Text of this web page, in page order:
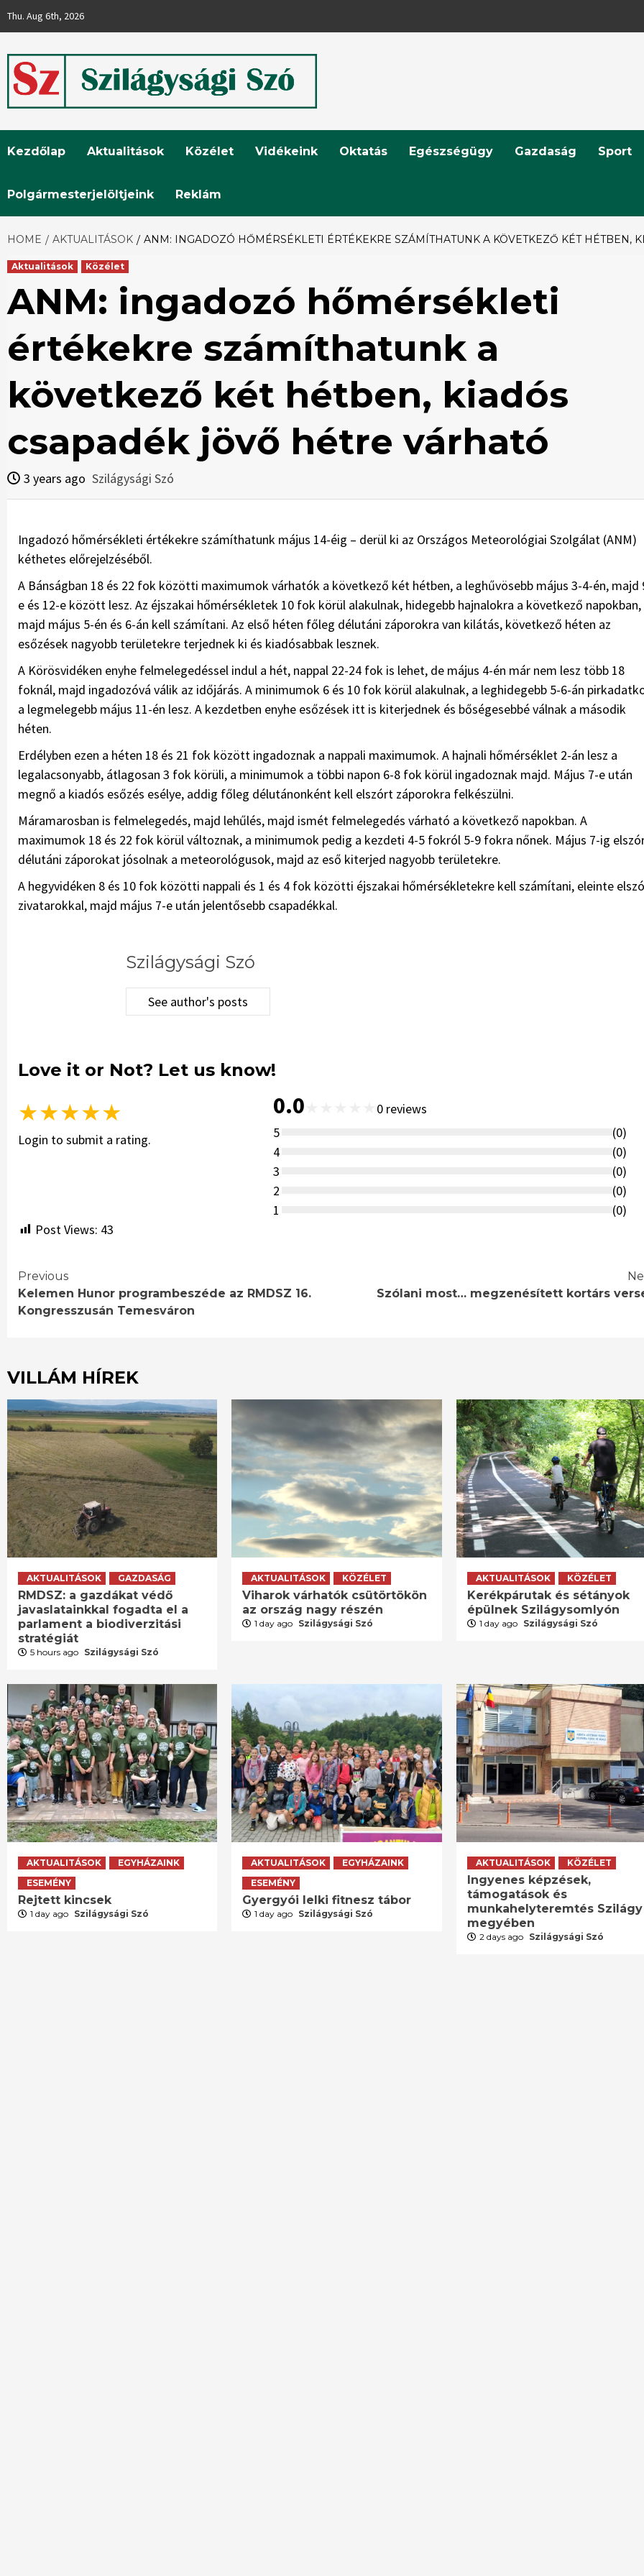
Thu. Aug 6th, 2026
Szilágysági
Szó
Kezdőlap Aktualitások Közélet Vidékeink Oktatás Egészségügy Gazdaság Sport
Polgármesterjelöltjeink Reklám
HOME AKTUALITÁSOK ANM: INGADOZÓ HŐMÉRSÉKLETI ÉRTÉKEKRE SZÁMÍTHATUNK A KÖVETKEZŐ KÉT HÉTBEN,
Aktualitások Közélet
ANM: ingadozó hőmérsékleti
értékekre számíthatunk a
következő két hétben, kiadós
csapadék jövő hétre várható
3 years ago Szilágysági Szó
Ingadozó hőmérsékleti értékekre számíthatunk május 14-éig – derül ki az Országos Meteorológiai Szolgálat (ANM)
kéthetes előrejelzéséből.
A Bánságban 18 és 22 fok közötti maximumok várhatók a következő két hétben, a leghűvösebb május 3-4-én, majd
e és 12-e között lesz. Az éjszakai hőmérsékletek 10 fok körül alakulnak, hidegebb hajnalokra a következő napokban,
majd május 5-én és 6-án kell számítani. Az első héten főleg délutáni záporokra van kilátás, következő héten az
esőzések nagyobb területekre terjednek ki és kiadósabbak lesznek.
A Körösvidéken enyhe felmelegedéssel indul a hét, nappal 22-24 fok is lehet, de május 4-én már nem lesz több 18
foknál, majd ingadozóvá válik az időjárás. A minimumok 6 és 10 fok körül alakulnak, a leghidegebb 5-6-án
a legmelegebb május 11-én lesz. A kezdetben enyhe esőzések itt is kiterjednek és bőségesebbé válnak a második
héten.
Erdélyben ezen a héten 18 és 21 fok között ingadoznak a nappali maximumok. A hajnali hőmérséklet 2-án lesz a
legalacsonyabb, átlagosan 3 fok körüli, a minimumok a többi napon 6-8 fok körül ingadoznak majd. Május 7-e után
megnő a kiadós esőzés esélye, addig főleg délutánonként kell elszórt záporokra felkészülni.
Máramarosban is felmelegedés, majd lehűlés, majd ismét felmelegedés várható a következő napokban. A
maximumok 18 és 22 fok körül változnak, a minimumok pedig a kezdeti 4-5 fokról 5-9 fokra nőnek. Május 7-ig
délutáni záporokat jósolnak a meteorológusok, majd az eső kiterjed nagyobb területekre.
A hegyvidéken 8 és 10 fok közötti nappali és 1 és 4 fok közötti éjszakai hőmérsékletekre kell számítani, eleinte
zivatarokkal, majd május 7-e után jelentősebb csapadékkal.
Szilágysági Szó
See author's posts
Love it or Not? Let us know!
★★★★★
Login to submit a rating.
0.0 0 reviews
5
(0)
4
(0)
3
(0)
2
(0)
1
(0)
Post Views: 43
Continue
Reading
Previous
Kelemen Hunor programbeszéde az RMDSZ 16.
Kongresszusán Temesváron
Szólani most… megzenésített kortárs
VILLÁM HÍREK
AKTUALITÁSOK GAZDASÁG
RMDSZ: a gazdákat védő
javaslatainkkal fogadta el a
parlament a biodiverzitási
stratégiát
5 hours ago Szilágysági Szó
AKTUALITÁSOK KÖZÉLET
Viharok várhatók csütörtökön
az ország nagy részén
1 day ago Szilágysági Szó
AKTUALITÁSOK KÖZÉLET
Kerékpárutak és sétányok
épülnek Szilágysomlyón
1 day ago Szilágysági Szó
AKTUALITÁSOK
EGYHÁZAINK
ESEMÉNY
Rejtett kincsek
1 day ago Szilágysági Szó
AKTUALITÁSOK
EGYHÁZAINK
ESEMÉNY
Gyergyói lelki fitnesz tábor
1 day ago Szilágysági Szó
AKTUALITÁSOK KÖZÉLET
Ingyenes képzések,
támogatások és
munkahelyteremtés Szilágy
megyében
2 days ago Szilágysági Szó